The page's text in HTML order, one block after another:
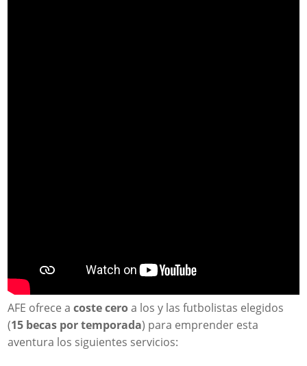
AFE ofrece acoste ceroa los y las futbolistas elegidos
(15 becas por temporada) para emprender esta
aventura los siguientes servicios: